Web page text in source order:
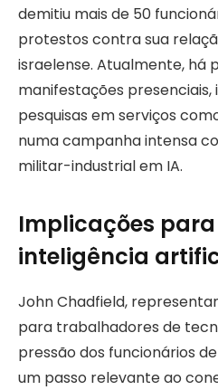
demitiu mais de 50
protestos contra sua
israelense. Atualmente, há
manifestações
pesquisas em serviços
numa campanha intensa
militar-industrial em IA.
Implicações
inteligência
John Chadfield,
para trabalhadores de
pressão dos funcionários
um passo relevante ao